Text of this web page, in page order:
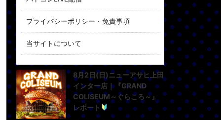
プライバシーポリシー・免責事項
当サイトについて
8月2日(日)ニューアサヒ上田
インター店｜『GRAND
COLISEUM～ぐらころ～』
レポート